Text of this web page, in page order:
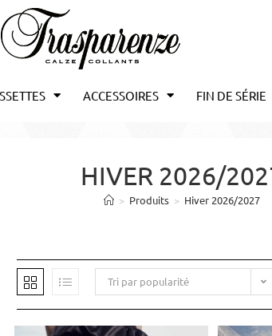
ACCESSOIRES FIN DE SÉRIE
HIVER 2026/
> Produits > Hiver 2026/2027
Tri par popularité